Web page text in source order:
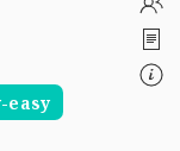
easy